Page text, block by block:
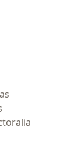
de inicio